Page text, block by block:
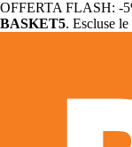
OFFERTA FLASH: -
BASKET5. Escluse